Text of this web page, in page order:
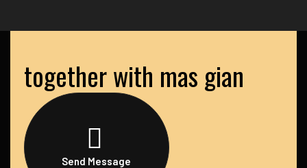
together with mas gian
Send Message